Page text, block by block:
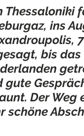
Thessaloniki
ins
bis
gute
Der Weg
schöne